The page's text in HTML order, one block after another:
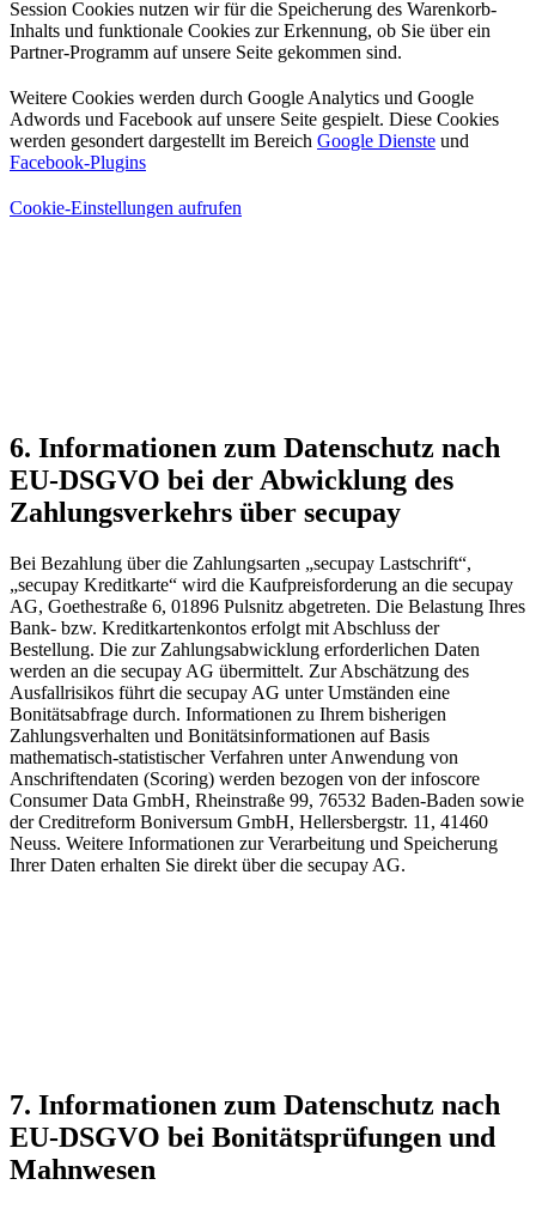
Session Cookies nutzen wir für die Speicherung des Warenkorb-
Inhalts und funktionale Cookies zur Erkennung, ob Sie über ein
Partner-Programm auf unsere Seite gekommen sind.
Weitere Cookies werden durch Google Analytics und Google
Adwords und Facebook auf unsere Seite gespielt. Diese Cookies
werden gesondert dargestellt im Bereich Google Dienste und
Facebook-Plugins
Cookie-Einstellungen aufrufen
6. Informationen zum Datenschutz nach
EU-DSGVO bei der Abwicklung des
Zahlungsverkehrs über secupay
Bei Bezahlung über die Zahlungsarten „secupay Lastschrift“,
„secupay Kreditkarte“ wird die Kaufpreisforderung an die secupay
AG, Goethestraße 6, 01896 Pulsnitz abgetreten. Die Belastung Ihres
Bank- bzw. Kreditkartenkontos erfolgt mit Abschluss der
Bestellung. Die zur Zahlungsabwicklung erforderlichen Daten
werden an die secupay AG übermittelt. Zur Abschätzung des
Ausfallrisikos führt die secupay AG unter Umständen eine
Bonitätsabfrage durch. Informationen zu Ihrem bisherigen
Zahlungsverhalten und Bonitätsinformationen auf Basis
mathematisch-statistischer Verfahren unter Anwendung von
Anschriftendaten (Scoring) werden bezogen von der infoscore
Consumer Data GmbH, Rheinstraße 99, 76532 Baden-Baden sowie
der Creditreform Boniversum GmbH, Hellersbergstr. 11, 41460
Neuss. Weitere Informationen zur Verarbeitung und Speicherung
Ihrer Daten erhalten Sie direkt über die secupay AG.
7. Informationen zum Datenschutz nach
EU-DSGVO bei Bonitätsprüfungen und
Mahnwesen